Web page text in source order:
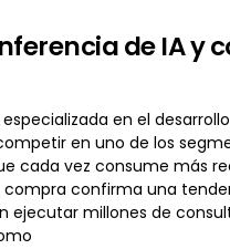
de IA y
en el
en uno de los
cada vez consume más
compra confirma una
ejecutar millones de